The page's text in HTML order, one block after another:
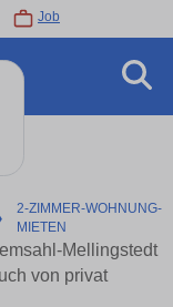
Job
2-ZIMMER-WOHNUNG-
MIETEN
Mellingstedt
von privat